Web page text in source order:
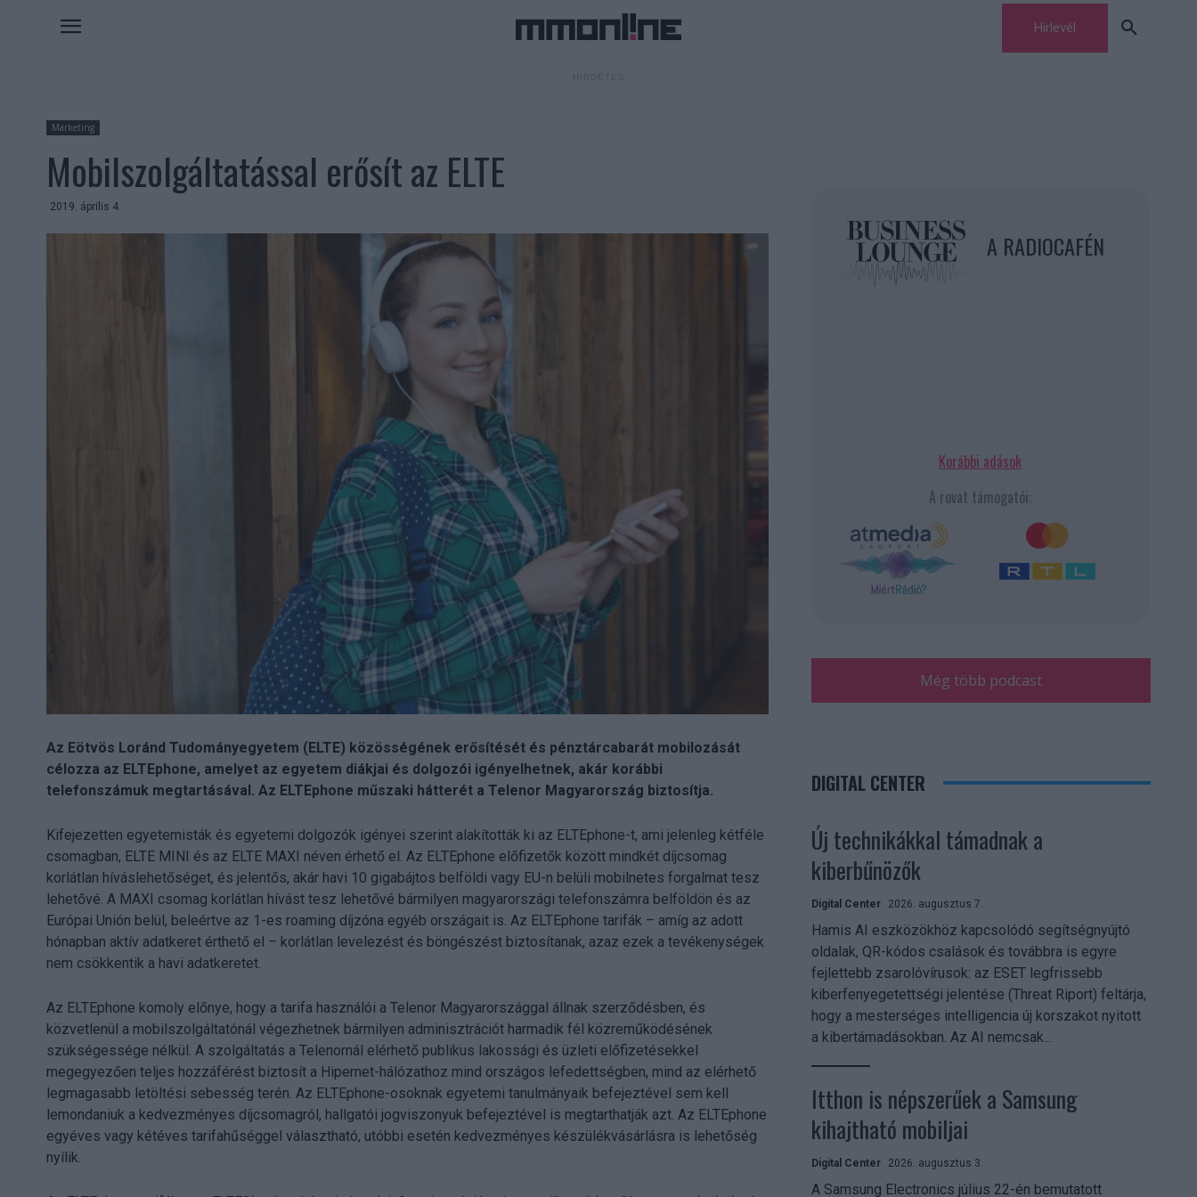
Hírlevél
Marketing
Mobilszolgáltatással erősít az ELTE
2019. április 4.
Az Eötvös Loránd Tudományegyetem (ELTE) közösségének erősítését és pénztárcabarát mobilozását
célozza az ELTEphone, amelyet az egyetem diákjai és dolgozói igényelhetnek, akár korábbi
telefonszámuk megtartásával. Az ELTEphone műszaki hátterét a Telenor Magyarország biztosítja.
Kifejezetten egyetemisták és egyetemi dolgozók igényei szerint alakították ki az ELTEphone-t, ami jelenleg kétféle
csomagban, ELTE MINI és az ELTE MAXI néven érhető el. Az ELTEphone előfizetők között mindkét díjcsomag
korlátlan híváslehetőséget, és jelentős, akár havi 10 gigabájtos belföldi vagy EU-n belüli mobilnetes forgalmat tesz
lehetővé. A MAXI csomag korlátlan hívást tesz lehetővé bármilyen magyarországi telefonszámra belföldön és az
Európai Unión belül, beleértve az 1-es roaming díjzóna egyéb országait is. Az ELTEphone tarifák – amíg az adott
hónapban aktív adatkeret érthető el – korlátlan levelezést és böngészést biztosítanak, azaz ezek a tevékenységek
nem csökkentik a havi adatkeretet.
Az ELTEphone komoly előnye, hogy a tarifa használói a Telenor Magyarországgal állnak szerződésben, és
közvetlenül a mobilszolgáltatónál végezhetnek bármilyen adminisztrációt harmadik fél közreműködésének
szükségessége nélkül. A szolgáltatás a Telenornál elérhető publikus lakossági és üzleti előfizetésekkel
megegyezően teljes hozzáférést biztosít a Hipernet-hálózathoz mind országos lefedettségben, mind az elérhető
legmagasabb letöltési sebesség terén. Az ELTEphone-osoknak egyetemi tanulmányaik befejeztével sem kell
lemondaniuk a kedvezményes díjcsomagról, hallgatói jogviszonyuk befejeztével is megtarthatják azt. Az ELTEphone
egyéves vagy kétéves tarifahűséggel választható, utóbbi esetén kedvezményes készülékvásárlásra is lehetőség
nyílik.
A RADIOCAFÉN
Korábbi adások
A rovat támogatói:
Még több podcast
DIGITAL CENTER
Új technikákkal támadnak a
kiberbűnözők
Digital Center 2026. augusztus 7.
Hamis AI eszközökhöz kapcsolódó segítségnyújtó
oldalak, QR-kódos csalások és továbbra is egyre
fejlettebb zsarolóvírusok: az ESET legfrissebb
kiberfenyegetettségi jelentése (Threat Riport) feltárja,
hogy a mesterséges intelligencia új korszakot nyitott
a kibertámadásokban. Az AI nemcsak...
Itthon is népszerűek a Samsung
kihajtható mobiljai
Digital Center 2026. augusztus 3.
A Samsung Electronics július 22-én bemutatott